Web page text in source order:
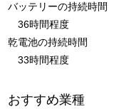
バッテリーの持続時間
36時間程度
乾電池の持続時間
33時間程度
おすすめ業種